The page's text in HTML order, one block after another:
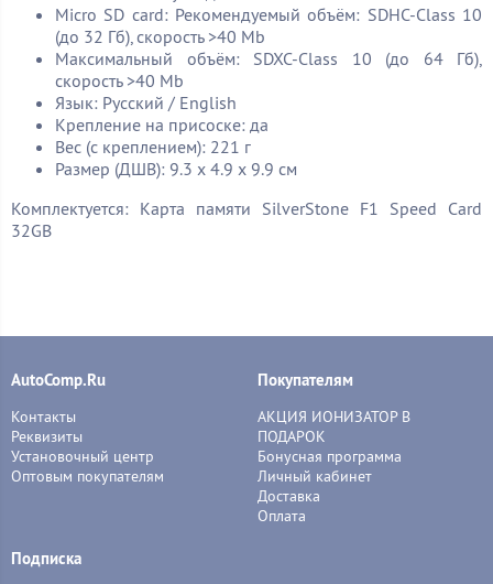
Micro SD card: Рекомендуемый объём: SDHC-Class 10
(до 32 Гб), скорость >40 Mb
Максимальный объём: SDXC-Class 10 (до 64 Гб),
скорость >40 Mb
Язык: Русский / English
Крепление на присоске: да
Вес (с креплением): 221 г
Размер (ДШВ): 9.3 х 4.9 х 9.9 см
Комплектуется: Карта памяти SilverStone F1 Speed Card
32GB
AutoComp.Ru
Контакты
Реквизиты
Установочный центр
Оптовым покупателям
Покупателям
АКЦИЯ ИОНИЗАТОР В
ПОДАРОК
Бонусная программа
Личный кабинет
Доставка
Оплата
Подписка